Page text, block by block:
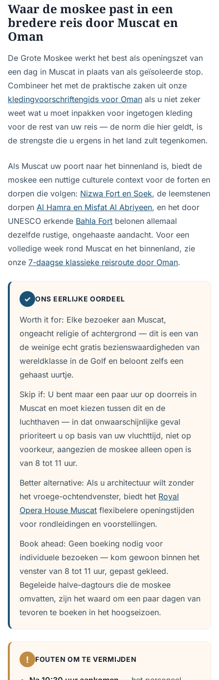
Waar de moskee past in een
bredere reis door Muscat en
Oman
De Grote Moskee werkt het best als openingszet van
een dag in Muscat in plaats van als geïsoleerde stop.
Combineer het met de praktische zaken uit onze
kledingvoorschriftengids voor Oman als u niet zeker
weet wat u moet inpakken voor ingetogen kleding
voor de rest van uw reis — de norm die hier geldt, is
de strengste die u ergens in het land zult tegenkomen.
Als Muscat uw poort naar het binnenland is, biedt de
moskee een nuttige culturele context voor de forten en
dorpen die volgen: Nizwa Fort en Soek, de leemstenen
dorpen Al Hamra en Misfat Al Abriyeen, en het door
UNESCO erkende Bahla Fort belonen allemaal
dezelfde rustige, ongehaaste aandacht. Voor een
volledige week rond Muscat en het binnenland, zie
onze 7-daagse klassieke reisroute door Oman.
✓ ONS EERLIJKE OORDEEL
Worth it for: Elke bezoeker aan Muscat,
ongeacht religie of achtergrond — dit is een van
de weinige echt gratis bezienswaardigheden van
wereldklasse in de Golf en beloont zelfs een
gehaast uurtje.
Skip if: U bent maar een paar uur op doorreis in
Muscat en moet kiezen tussen dit en de
luchthaven — in dat onwaarschijnlijke geval
prioriteert u op basis van uw vluchttijd, niet op
voorkeur, aangezien de moskee alleen open is
van 8 tot 11 uur.
Better alternative: Als u architectuur wilt zonder
het vroege-ochtendvenster, biedt het Royal
Opera House Muscat flexibelere openingstijden
voor rondleidingen en voorstellingen.
Book ahead: Geen boeking nodig voor
individuele bezoeken — kom gewoon binnen het
venster van 8 tot 11 uur, gepast gekleed.
Begeleide halve-dagtours die de moskee
omvatten, zijn het waard om een paar dagen van
tevoren te boeken in het hoogseizoen.
! FOUTEN OM TE VERMIJDEN